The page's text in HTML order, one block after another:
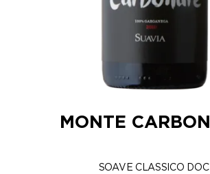
MONTE
SOAVE CLASSICO DOC